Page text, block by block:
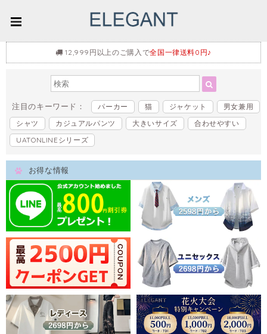
12,999円以上のご購入で全国一律送料0円♪
注目のキーワード： パーカー 猫 ジャケット
男女兼用
シャツ
カジュアルパンツ 大きいサイズ
合わせやすい
UATONLINEシリーズ
お得な情報